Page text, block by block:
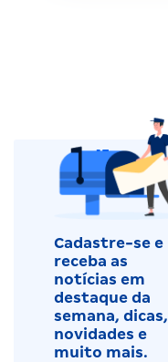
Cadastre-se e
receba as
notícias em
destaque da
semana, dicas,
novidades e
muito mais.